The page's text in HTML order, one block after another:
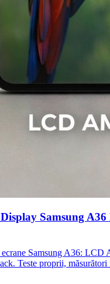
Samsung A36
ecrane Samsung A36:
Teste proprii, măsurători